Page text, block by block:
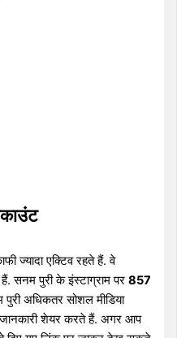
ज्यादा एक्टिव रहते हैं. वे
सनम पुरी के इंस्टाग्राम पर857
अधिकतर सोशल मीडिया
शेयर करते हैं. अगर आप